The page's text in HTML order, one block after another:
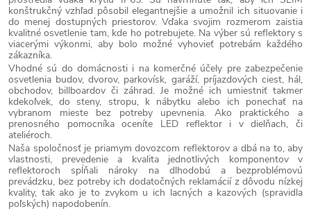
v
k
y
v
ý
p
i
s
u
konštrukčný vzhľad pôsobil elegantnejšie a umožnil ich situovanie i
do menej dostupných priestorov. Vďaka svojim rozmerom zaistia
kvalitné osvetlenie tam, kde ho potrebujete. Na výber sú reflektory s
viacerými výkonmi, aby bolo možné vyhovieť potrebám každého
zákazníka.
Vhodné sú do domácnosti i na komerčné účely pre zabezpečenie
osvetlenia budov, dvorov, parkovísk, garáží, príjazdových ciest, hál,
obchodov, billboardov či záhrad. Je možné ich umiestniť takmer
kdekoľvek, do steny, stropu, k nábytku alebo ich ponechať na
vybranom mieste bez potreby upevnenia. Ako praktického a
prenosného pomocníka oceníte LED reflektor i v dielňach, či
ateliéroch.
Naša spoločnosť je priamym dovozcom reflektorov a dbá na to, aby
vlastnosti, prevedenie a kvalita jednotlivých komponentov v
reflektoroch spĺňali nároky na dlhodobú a bezproblémovú
prevádzku, bez potreby ich dodatočných reklamácií z dôvodu nízkej
kvality, tak ako je to zvykom u ich lacných a kazových (spravidla
poľských) napodobenín.